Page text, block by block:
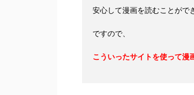
安心して漫画を読むことがで
ですので、
こういったサイトを使って漫